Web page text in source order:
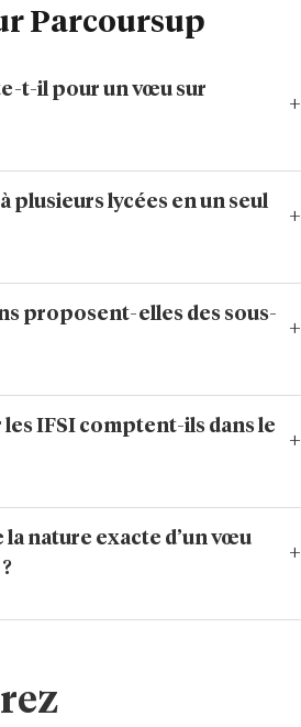
Parcoursup
t-il pour un vœu sur
plusieurs lycées en un seul
proposent-elles des sous-
IFSI comptent-ils dans le
nature exacte d’un vœu